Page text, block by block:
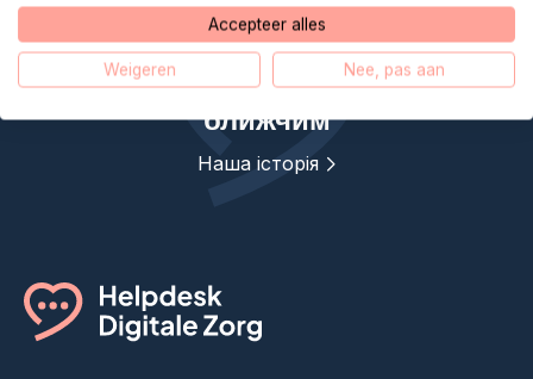
Helpdesk Digital Care робить
дистанційне обслуговування
ближчим
Наша історія
Accepteer alles
Weigeren Nee, pas aan